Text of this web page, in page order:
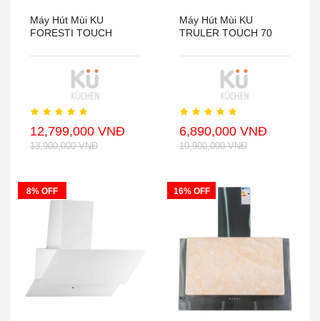
Máy Hút Mùi KU
FORESTI TOUCH
12,799,000 VNĐ
13,900,000 VNĐ
Máy Hút Mùi KU
TRULER TOUCH 70
6,890,000 VNĐ
10,900,000 VNĐ
8% OFF 16% OFF